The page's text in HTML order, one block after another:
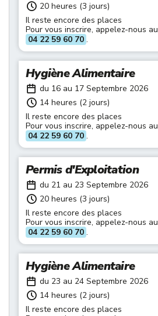
20 heures (3 jours)
Il reste encore des places
Pour vous inscrire, appelez-nous au
04 22 59 60 70 .
Hygiène Alimentaire
du 16 au 17 Septembre 2026
14 heures (2 jours)
Il reste encore des places
Pour vous inscrire, appelez-nous au
04 22 59 60 70 .
Permis d'Exploitation
du 21 au 23 Septembre 2026
20 heures (3 jours)
Il reste encore des places
Pour vous inscrire, appelez-nous au
04 22 59 60 70 .
Hygiène Alimentaire
du 23 au 24 Septembre 2026
14 heures (2 jours)
Il reste encore des places